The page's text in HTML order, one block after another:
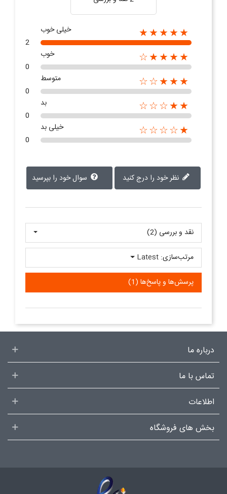
★★★★★
خیلی خوب
2
★★★★☆
خوب
0
★★★☆☆
متوسط
0
★★☆☆☆
بد
0
★☆☆☆☆
خیلی بد
0
سوال خود را بپرسید
نقد و بررسی‌‌ (2)
پرسش‌ها و پاسخ‌ها (1)
مرتب‌سازی: Latest
درباره ما
تماس با ما
اطلاعات
بخش های فروشگاه